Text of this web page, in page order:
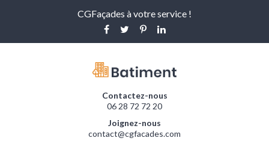
CGFaçades à votre service !
Contactez-nous
06 28 72 72 20
Joignez-nous
contact@cgfacades.com